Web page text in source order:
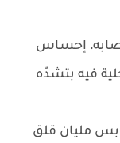
إحساس
فيه بتشدّه
مليان قلق